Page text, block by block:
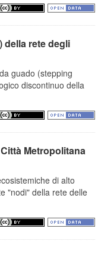
della rete degli
guado (stepping
discontinuo della
Metropolitana
di alto
"nodi" della rete delle